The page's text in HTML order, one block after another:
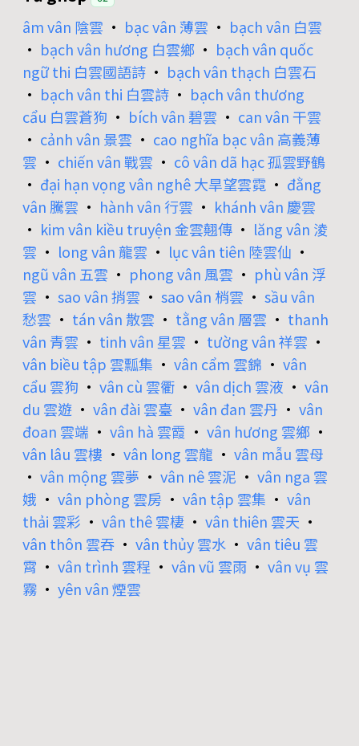
âm vân 陰雲 • bạc vân 薄雲 • bạch vân 白雲
• bạch vân hương 白雲鄉 • bạch vân quốc
ngữ thi 白雲國語詩 • bạch vân thạch 白雲石
• bạch vân thi 白雲詩 • bạch vân thương
cẩu 白雲蒼狗 • bích vân 碧雲 • can vân 干雲
• cảnh vân 景雲 • cao nghĩa bạc vân 高義薄
雲 • chiến vân 戰雲 • cô vân dã hạc 孤雲野鶴
• đại hạn vọng vân nghê 大旱望雲霓 • đằng
vân 騰雲 • hành vân 行雲 • khánh vân 慶雲
• kim vân kiều truyện 金雲翹傳 • lăng vân 淩
雲 • long vân 龍雲 • lục vân tiên 陸雲仙 •
ngũ vân 五雲 • phong vân 風雲 • phù vân 浮
雲 • sao vân 捎雲 • sao vân 梢雲 • sầu vân
愁雲 • tán vân 散雲 • tằng vân 層雲 • thanh
vân 青雲 • tinh vân 星雲 • tường vân 祥雲 •
vân biều tập 雲瓢集 • vân cẩm 雲錦 • vân
cẩu 雲狗 • vân cù 雲衢 • vân dịch 雲液 • vân
du 雲遊 • vân đài 雲臺 • vân đan 雲丹 • vân
đoan 雲端 • vân hà 雲霞 • vân hương 雲鄉 •
vân lâu 雲樓 • vân long 雲龍 • vân mẫu 雲母
• vân mộng 雲夢 • vân nê 雲泥 • vân nga 雲
娥 • vân phòng 雲房 • vân tập 雲集 • vân
thải 雲彩 • vân thê 雲棲 • vân thiên 雲天 •
vân thôn 雲吞 • vân thủy 雲水 • vân tiêu 雲
霄 • vân trình 雲程 • vân vũ 雲雨 • vân vụ 雲
霧 • yên vân 煙雲